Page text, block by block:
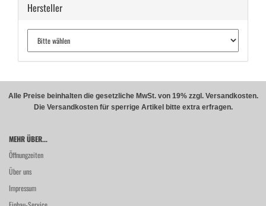
Hersteller
Alle Preise beinhalten die gesetzliche MwSt. von 19% zzgl. Versandkosten.
Die Versandkosten für sperrige Artikel bitte extra erfragen.
MEHR ÜBER...
Öffnungzeiten
Über uns
Impressum